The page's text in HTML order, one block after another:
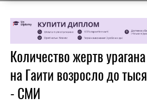
Количество жертв
на Гаити возросло до
- СМИ